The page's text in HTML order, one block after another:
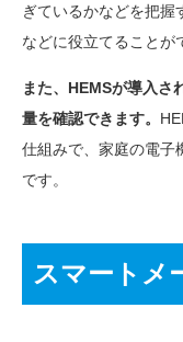
ぎているかなどを把握
などに役立てることが
また、HEMSが導入さ
量を確認できます。
仕組みで、家庭の電子
です。
スマートメ